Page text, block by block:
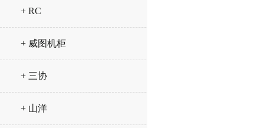
+ RC
+ 威图机柜
+ 三协
+ 山洋